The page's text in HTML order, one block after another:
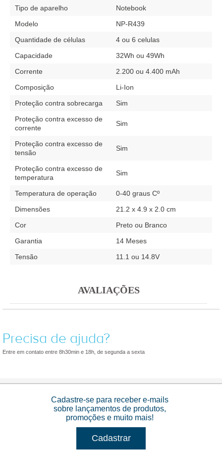
Tipo de aparelho
Notebook
Modelo
NP-R439
Quantidade de células
4 ou 6 celulas
Capacidade
32Wh ou 49Wh
Corrente
2.200 ou 4.400 mAh
Composição
Li-Ion
Proteção contra sobrecarga
Sim
Proteção contra excesso de
corrente
Sim
Proteção contra excesso de
tensão
Sim
Proteção contra excesso de
temperatura
Sim
Temperatura de operação
0-40 graus Cº
Dimensões
21.2 x 4.9 x 2.0 cm
Cor
Preto ou Branco
Garantia
14 Meses
Tensão
11.1 ou 14.8V
AVALIAÇÕES
Precisa de ajuda?
Entre em contato entre 8h30min e 18h, de segunda a sexta
Cadastre-se para receber e-mails
sobre lançamentos de produtos,
promoções e muito mais!
Cadastrar